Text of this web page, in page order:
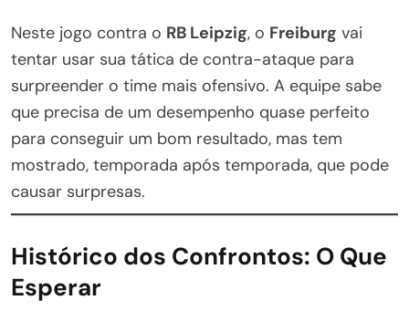
Neste jogo contra o RB Leipzig, o Freiburg vai
tentar usar sua tática de contra-ataque para
surpreender o time mais ofensivo. A equipe sabe
que precisa de um desempenho quase perfeito
para conseguir um bom resultado, mas tem
mostrado, temporada após temporada, que pode
causar surpresas.
Histórico dos Confrontos: O Que
Esperar